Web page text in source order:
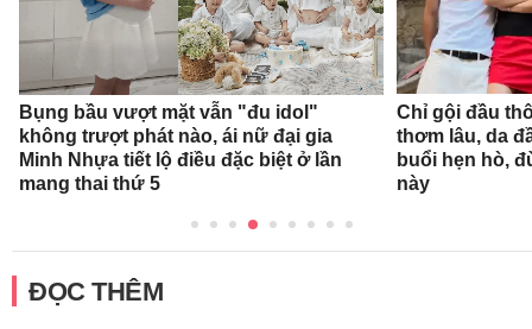
Bụng bầu vượt mặt vẫn "đu idol"
không trượt phát nào, ái nữ đại gia
Minh Nhựa tiết lộ điều đặc biệt ở lần
mang thai thứ 5
Chỉ gội đầu
thơm lâu, da
buổi hẹn hò,
này
ĐỌC THÊM